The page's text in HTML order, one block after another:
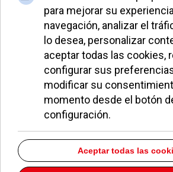
Fernández sobre el
“Solo contiene gastos
innecesarios que no
necesidades reales de
de Pozuelo”
REDACCIÓN POLÍTICA 24 NOVIEMBRE 2021